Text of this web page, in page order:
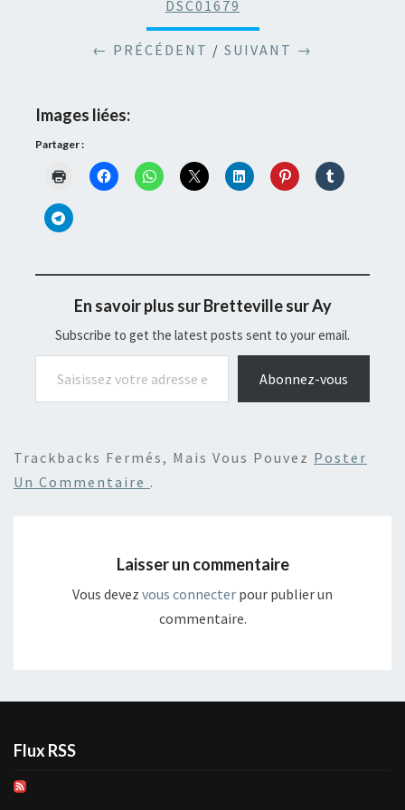
DSC01679
← PRÉCÉDENT / SUIVANT →
Images liées:
Partager :
En savoir plus sur Bretteville sur Ay
Subscribe to get the latest posts sent to your email.
Saisissez votre adresse e-mail…
Abonnez-vous
Trackbacks Fermés, Mais Vous Pouvez Poster
Un Commentaire .
Laisser un commentaire
Vous devez vous connecter pour publier un
commentaire.
Flux RSS